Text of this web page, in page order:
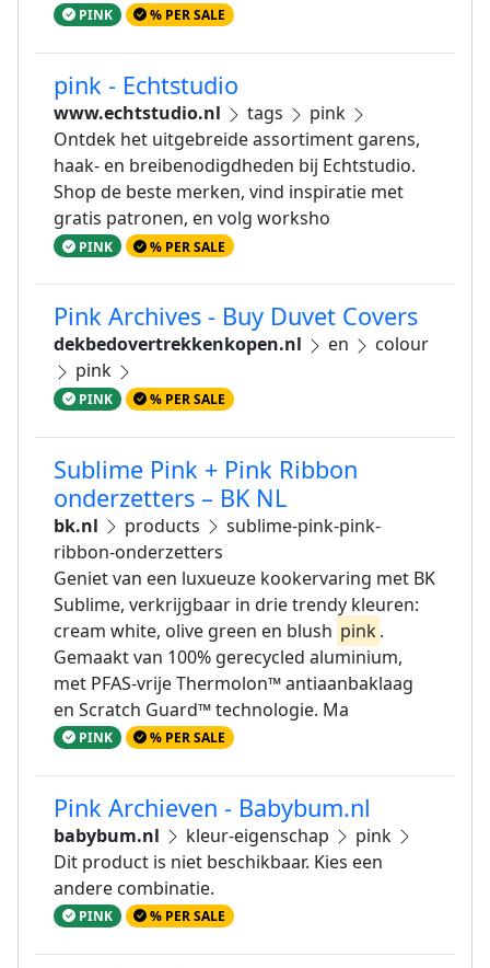
PINK % PER SALE
pink - Echtstudio
www.echtstudio.nl tags
pink
Ontdek het uitgebreide assortiment garens,
haak- en breibenodigdheden bij Echtstudio.
Shop de beste merken, vind inspiratie met
gratis patronen, en volg worksho
PINK % PER SALE
Pink Archives - Buy Duvet Covers
dekbedovertrekkenkopen.nl en
colour
pink
PINK % PER SALE
Sublime Pink + Pink Ribbon
onderzetters – BK NL
bk.nl products
sublime-pink-pink-
ribbon-onderzetters
Geniet van een luxueuze kookervaring met BK
Sublime, verkrijgbaar in drie trendy kleuren:
cream white, olive green en blush pink.
Gemaakt van 100% gerecycled aluminium,
met PFAS-vrije Thermolon™ antiaanbaklaag
en Scratch Guard™ technologie. Ma
PINK % PER SALE
Pink Archieven - Babybum.nl
babybum.nl kleur-eigenschap
pink
Dit product is niet beschikbaar. Kies een
andere combinatie.
PINK % PER SALE